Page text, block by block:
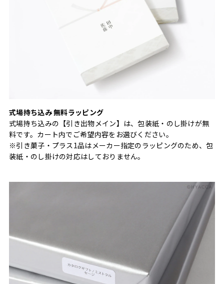
式場持ち込み 無料ラッピング
式場持ち込みの【引き出物メイン】は、包装紙・のし掛けが無
料です。カート内でご希望内容をお選びください。
※引き菓子・プラス1品はメーカー指定のラッピングのため、包
装紙・のし掛けの対応はしておりません。